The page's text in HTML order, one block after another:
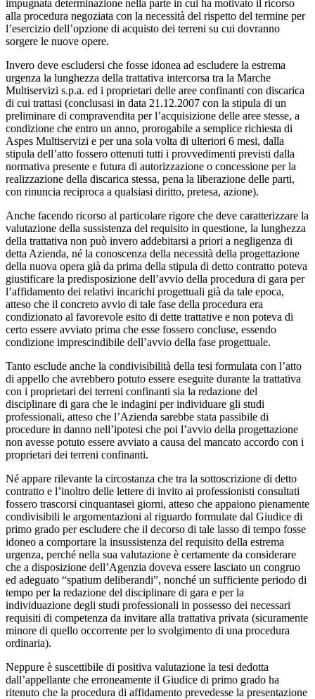
impugnata determinazione nella parte in cui ha motivato il ricorso
alla procedura negoziata con la necessità del rispetto del termine per
l’esercizio dell’opzione di acquisto dei terreni su cui dovranno
sorgere le nuove opere.
Invero deve escludersi che fosse idonea ad escludere la estrema
urgenza la lunghezza della trattativa intercorsa tra la Marche
Multiservizi s.p.a. ed i proprietari delle aree confinanti con discarica
di cui trattasi (conclusasi in data 21.12.2007 con la stipula di un
preliminare di compravendita per l’acquisizione delle aree stesse, a
condizione che entro un anno, prorogabile a semplice richiesta di
Aspes Multiservizi e per una sola volta di ulteriori 6 mesi, dalla
stipula dell’atto fossero ottenuti tutti i provvedimenti previsti dalla
normativa presente e futura di autorizzazione o concessione per la
realizzazione della discarica stessa, pena la liberazione delle parti,
con rinuncia reciproca a qualsiasi diritto, pretesa, azione).
Anche facendo ricorso al particolare rigore che deve caratterizzare la
valutazione della sussistenza del requisito in questione, la lunghezza
della trattativa non può invero addebitarsi a priori a negligenza di
detta Azienda, né la conoscenza della necessità della progettazione
della nuova opera già da prima della stipula di detto contratto poteva
giustificare la predisposizione dell’avvio della procedura di gara per
l’affidamento dei relativi incarichi progettuali già da tale epoca,
atteso che il concreto avvio di tale fase della procedura era
condizionato al favorevole esito di dette trattative e non poteva di
certo essere avviato prima che esse fossero concluse, essendo
condizione imprescindibile dell’avvio della fase progettuale.
Tanto esclude anche la condivisibilità della tesi formulata con l’atto
di appello che avrebbero potuto essere eseguite durante la trattativa
con i proprietari dei terreni confinanti sia la redazione del
disciplinare di gara che le indagini per individuare gli studi
professionali, atteso che l’Azienda sarebbe stata passibile di
procedure in danno nell’ipotesi che poi l’avvio della progettazione
non avesse potuto essere avviato a causa del mancato accordo con i
proprietari dei terreni confinanti.
Né appare rilevante la circostanza che tra la sottoscrizione di detto
contratto e l’inoltro delle lettere di invito ai professionisti consultati
fossero trascorsi cinquantasei giorni, atteso che appaiono pienamente
condivisibili le argomentazioni al riguardo formulate dal Giudice di
primo grado per escludere che il decorso di tale lasso di tempo fosse
idoneo a comportare la insussistenza del requisito della estrema
urgenza, perché nella sua valutazione è certamente da considerare
che a disposizione dell’Agenzia doveva essere lasciato un congruo
ed adeguato “spatium deliberandi”, nonché un sufficiente periodo di
tempo per la redazione del disciplinare di gara e per la
individuazione degli studi professionali in possesso dei necessari
requisiti di competenza da invitare alla trattativa privata (sicuramente
minore di quello occorrente per lo svolgimento di una procedura
ordinaria).
Neppure è suscettibile di positiva valutazione la tesi dedotta
dall’appellante che erroneamente il Giudice di primo grado ha
ritenuto che la procedura di affidamento prevedesse la presentazione